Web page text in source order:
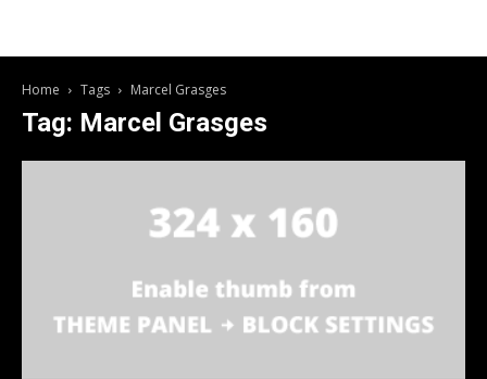
Home Tags Marcel Grasges
Tag: Marcel Grasges